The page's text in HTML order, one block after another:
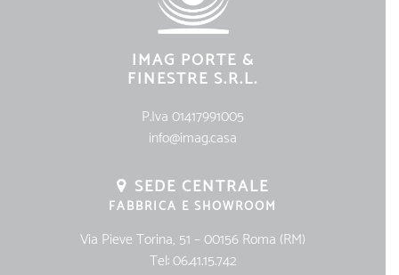
IMAG PORTE &
FINESTRE S.R.L.
P.Iva 01417991005
info@imag.casa
SEDE CENTRALE
FABBRICA E SHOWROOM
Via Pieve Torina, 51 – 00156 Roma (RM)
Tel:06.41.15.742